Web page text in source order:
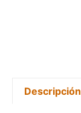
Descripción